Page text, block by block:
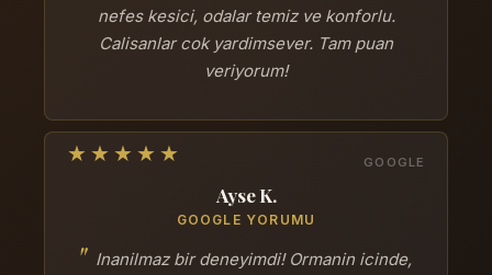
nefes kesici, odalar temiz ve konforlu.
Calisanlar cok yardimsever. Tam puan
veriyorum!
Ayse K.
GOOGLE YORUMU
Inanilmaz bir deneyimdi! Ormanin icinde,